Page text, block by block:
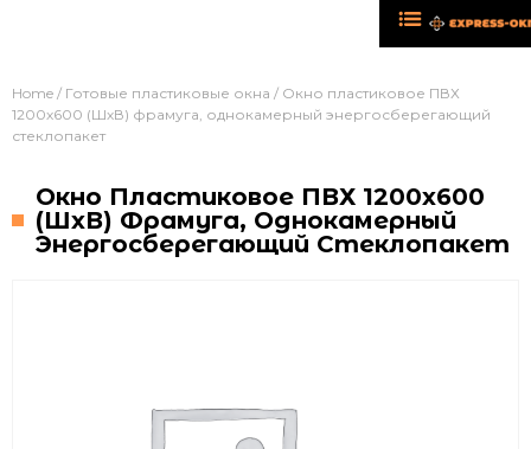
Home / Готовые пластиковые окна / Окно пластиковое ПВХ
1200х600 (ШхВ) фрамуга, однокамерный энергосберегающий
стеклопакет
Окно Пластиковое ПВХ 1200х600
(ШхВ) Фрамуга, Однокамерный
Энергосберегающий Стеклопакет